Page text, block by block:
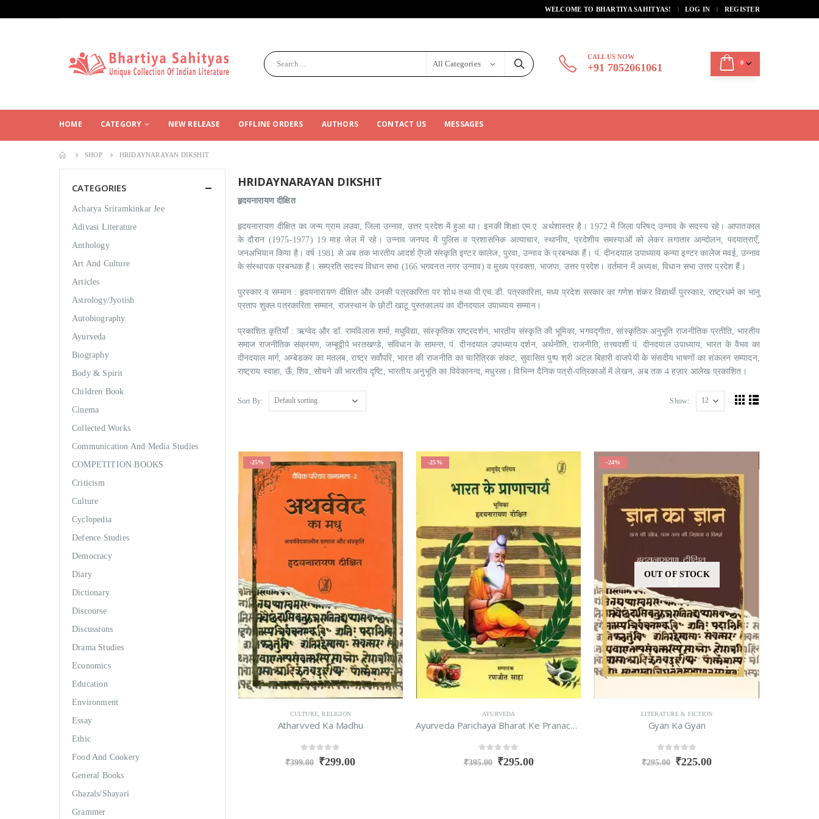
WELCOME TO BHARTIYA SAHITYAS! | LOG IN REGISTER
All Categories
CALL US NOW
+91 7052061061 0
HOME CATEGORY NEW RELEASE OFFLINE ORDERS AUTHORS CONTACT US MESSAGES
SHOP HRIDAYNARAYAN DIKSHIT
HRIDAYNARAYAN DIKSHIT
हृदयनारायण दीक्षित
हृदयनारायण दीक्षित का जन्म ग्राम लउवा, जिला उन्नाव, उत्तर प्रदेश में हुआ था। इनकी शिक्षा एम.ए. अर्थशास्त्र है। 1972 में जिला परिषद् उन्नाव के सदस्य रहे। आपातकाल
के दौरान (1975-1977) 19 माह जेल में रहे। उन्नाव जनपद में पुलिस व प्रशासनिक अत्याचार, स्थानीय, प्रदेशीय समस्याओं को लेकर लगातार आन्दोलन, पदयात्राएँ,
जनअभियान किया है। वर्ष 1981 से अब तक भारतीय आदर्श ऐंग्लो संस्कृति इण्टर कालेज, पुरवा, उन्नाव के प्रबन्धक हैं। पं. दीनदयाल उपाध्याय कन्या इण्टर कालेज मवई, उन्नाव
के संस्थापक प्रबन्धक हैं। सम्प्रति सदस्य विधान सभा (166 भगवनत नगर उन्नाव) व मुख्य प्रवक्ता, भाजपा, उत्तर प्रदेश। वर्तमान में अध्यक्ष, विधान सभा उत्तर प्रदेश हैं।
पुरस्कार व सम्मान : हृदयनारायण दीक्षित और उनकी पत्रकारिता पर शोध तथा पी.एच.डी. पत्रकारिता, मध्य प्रदेश सरकार का गणेश शंकर विद्यार्थी पुरस्कार, राष्ट्रधर्म का भानु
प्रताप शुक्ल पत्रकारिता सम्मान, राजस्थान के छोटी खाटू पुस्तकालय का दीनदयाल उपाध्याय सम्मान।
प्रकाशित कृतियाँ : ऋग्वेद और डॉ. रामविलास शर्मा, मधुविद्या, सांस्कृतिक राष्ट्रदर्शन, भारतीय संस्कृति की भूमिका, भगवद्गीता, सांस्कृतिक अनुभूति राजनीतिक प्रतीति, भारतीय
समाज राजनीतिक संक्रमण, जम्बूद्वीपे भरतखण्डे, संविधान के सामन्त, पं. दीनदयाल उपाध्याय दर्शन, अर्थनीति, राजनीति, तत्त्वदर्शी पं. दीनदयाल उपाध्याय, भारत के वैभव का
दीनदयाल मार्ग, अम्बेडकर का मतलब, राष्ट्र सर्वोपरि, भारत की राजनीति का चारित्रिक संकट, सुवासित पुष्प श्री अटल बिहारी वाजपेयी के संसदीय भाषणों का संकलन सम्पादन,
राष्ट्राय स्वाहा, ऊँ, शिव, सोचने की भारतीय दृष्टि, भारतीय अनुभूति का विवेकानन्द, मधुरसा। विभिन्न दैनिक पत्रो-पत्रिकाओं में लेखन, अब तक 4 हज़ार आलेख प्रकाशित।
Sort By: Show:
-25%
CULTURE,RELIGION
Atharvved Ka Madhu
out of 5
₹399.00 ₹299.00
-25%
AYURVEDA
Ayurveda Parichaya Bharat Ke Pranacharya
out of 5
₹395.00 ₹295.00
-24%
OUT OF STOCK
LITERATURE & FICTION
Gyan Ka Gyan
out of 5
₹295.00 ₹225.00
CATEGORIES
Acharya Sriramkinkar Jee
Adivasi Literature
Anthology
Art And Culture
Articles
Astrology/Jyotish
Autobiography
Ayurveda
Biography
Body & Spirit
Children Book
Cinema
Collected Works
Communication And Media Studies
COMPETITION BOOKS
Criticism
Culture
Cyclopedia
Defence Studies
Democracy
Diary
Dictionary
Discourse
Discussions
Drama Studies
Economics
Education
Environment
Essay
Ethic
Food And Cookery
General Books
Ghazals/Shayari
Grammer